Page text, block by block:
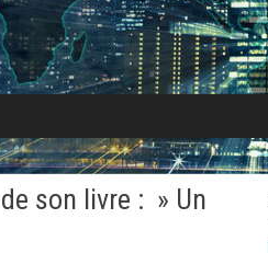
son livre : » Un